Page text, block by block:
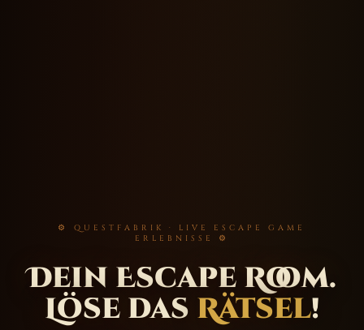
⚙ QUESTFABRIK · LIVE ESCAPE GAME
ERLEBNISSE ⚙
Dein Escape Room.
Löse das Rätsel!